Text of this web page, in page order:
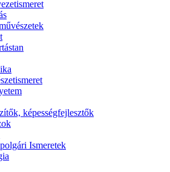
képességfejlesztők
Ismeretek